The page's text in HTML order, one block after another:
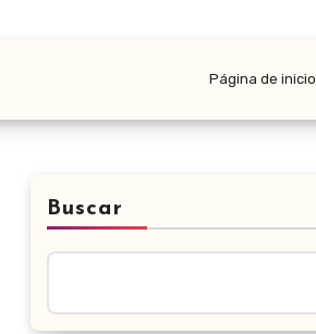
Página de inicio
Buscar